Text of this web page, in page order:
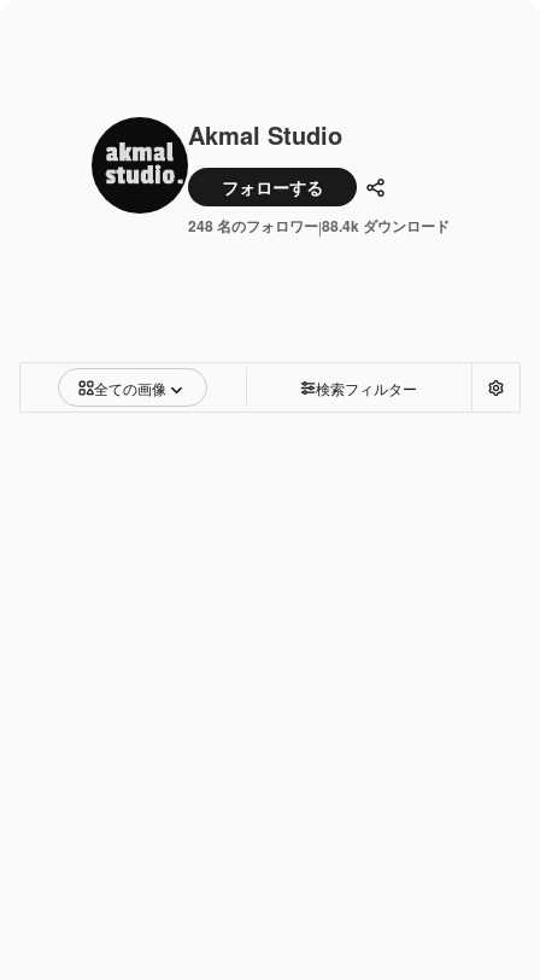
Akmal Studio
フォローする 共有
248 名のフォロワー|88.4k ダウンロード
全ての画像 検索フィルター